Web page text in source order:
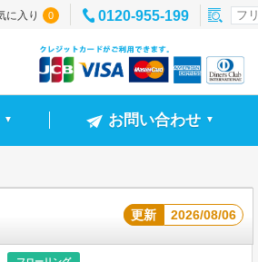
に入り 0 0120-955-199
▼ お問い合わせ ▼
更新 2026/08/06